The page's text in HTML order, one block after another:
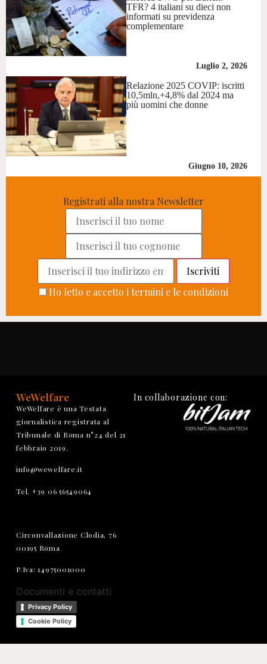
TFR? 4 italiani su dieci non
informati su previdenza
complementare
Luglio 2, 2026
Relazione 2025 COVIP: iscritti
10,5mln,+4,8% dal 2024 ma
più uomini che donne
Giugno 10, 2026
Registrati alla nostra Newsletter
Ho letto e accetto i termini e le condizioni
WeWelfare
WeWelfare è una Testata
giornalistica registrata al
Tribunale di Roma n°24 del 21
febbraio 2019.
info@wewelfare.it
Tel. +39 06 56549064
Circonvallazione Clodia, 76
00195 Roma
P.Iva: 14975001000
Documenti e contatti
Privacy Policy
Cookie Policy
In collaborazione con: